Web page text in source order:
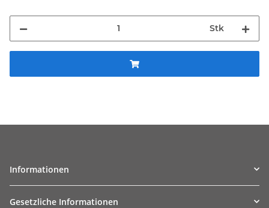
Stk
Informationen
Gesetzliche Informationen